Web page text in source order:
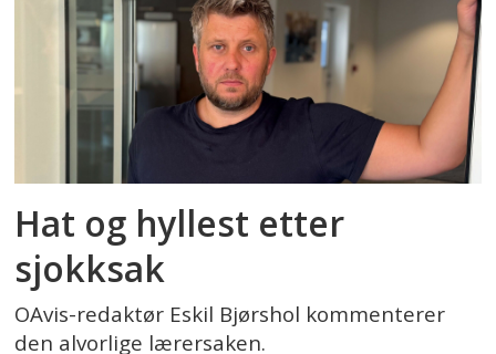
Hat og hyllest etter
sjokksak
OAvis-redaktør Eskil Bjørshol kommenterer
den alvorlige lærersaken.